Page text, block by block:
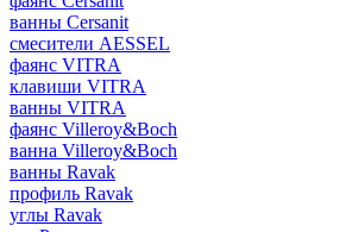
ванны Cersanit
смесители AESSEL
фаянс VITRA
клавиши VITRA
ванны VITRA
фаянс Villeroy&Boch
ванна Villeroy&Boch
ванны Ravak
профиль Ravak
углы Ravak